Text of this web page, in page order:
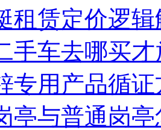
租赁定价逻
手车去哪买
专用产品循
亭与普通岗